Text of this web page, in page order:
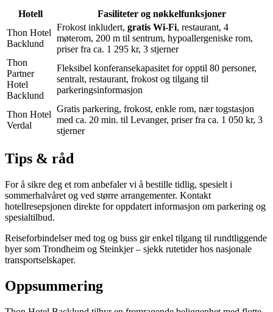
Hotell
Fasiliteter og nøkkelfunksjoner
Thon Hotel
Backlund
Frokost inkludert, gratis Wi-Fi, restaurant, 4
møterom, 200 m til sentrum, hypoallergeniske rom,
priser fra ca. 1 295 kr, 3 stjerner
Thon
Partner
Hotel
Backlund
Fleksibel konferansekapasitet for opptil 80 personer,
sentralt, restaurant, frokost og tilgang til
parkeringsinformasjon
Thon Hotel
Verdal
Gratis parkering, frokost, enkle rom, nær togstasjon
med ca. 20 min. til Levanger, priser fra ca. 1 050 kr, 3
stjerner
Tips & råd
For å sikre deg et rom anbefaler vi å bestille tidlig, spesielt i
sommerhalvåret og ved større arrangementer. Kontakt
hotellresepsjonen direkte for oppdatert informasjon om parkering og
spesialtilbud.
Reiseforbindelser med tog og buss gir enkel tilgang til rundtliggende
byer som Trondheim og Steinkjer – sjekk rutetider hos nasjonale
transportselskaper.
Oppsummering